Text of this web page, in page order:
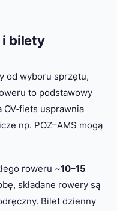
bilety
od wyboru sprzętu,
to podstawowy
usprawnia
np. POZ–AMS mogą
roweru ~10–15
składane rowery są
Bilet dzienny